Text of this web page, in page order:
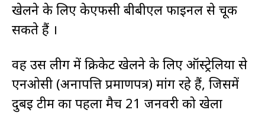
खेलने के लिए केएफसी बीबीएल फाइनल से चूक
सकते हैं ।
वह उस लीग में क्रिकेट खेलने के लिए ऑस्ट्रेलिया से
एनओसी (अनापत्ति प्रमाणपत्र) मांग रहे हैं, जिसमें
दुबई टीम का पहला मैच 21 जनवरी को खेला